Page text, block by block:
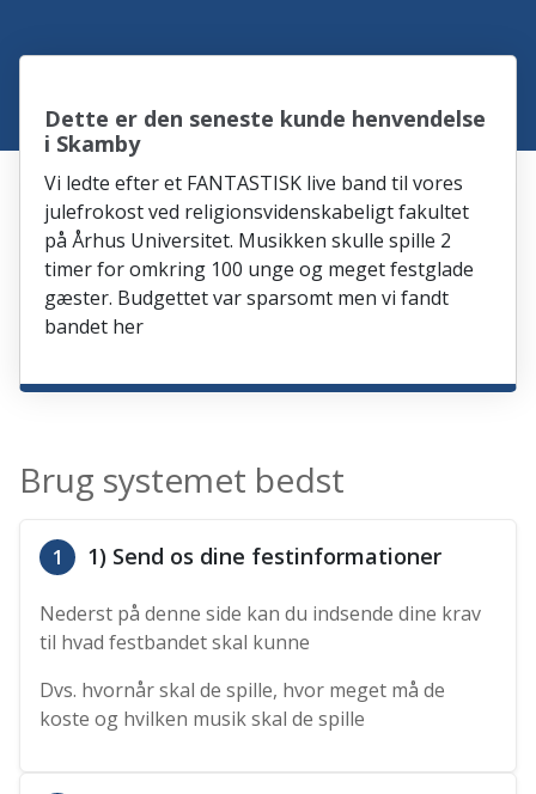
Dette er den seneste kunde henvendelse
i Skamby
Vi ledte efter et FANTASTISK live band til vores
julefrokost ved religionsvidenskabeligt fakultet
på Århus Universitet. Musikken skulle spille 2
timer for omkring 100 unge og meget festglade
gæster. Budgettet var sparsomt men vi fandt
bandet her
Brug systemet bedst
1 1) Send os dine festinformationer
Nederst på denne side kan du indsende dine krav
til hvad festbandet skal kunne
Dvs. hvornår skal de spille, hvor meget må de
koste og hvilken musik skal de spille